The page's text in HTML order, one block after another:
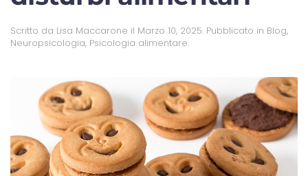
Scritto da Lisa Maccarone il Marzo 10, 2025. Pubblicato in Blog,
Neuropsicologia, Psicologia alimentare.